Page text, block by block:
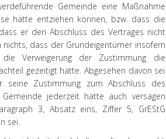
Gemeinde eine Maßnahme
hätte entziehen können, bzw. dass die
er den Abschluss des Vertrages nicht
dass der Grundeigentümer insofern
Verweigerung der Zustimmung die
gezeitigt hätte. Abgesehen davon sei
seine Zustimmung zum Abschluss des
jederzeit hätte auch versagen
3, Absatz eins, Ziffer 5, GrEStG
sei.